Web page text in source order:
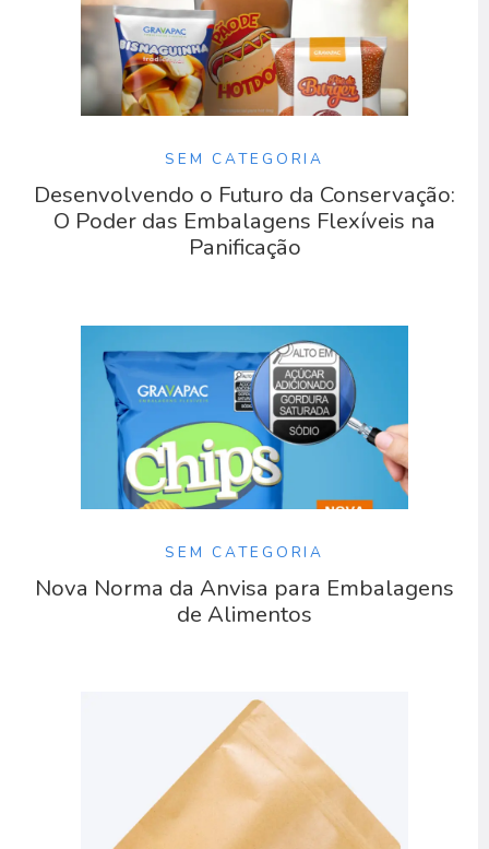
SEM CATEGORIA
Desenvolvendo o Futuro da Conservação:
O Poder das Embalagens Flexíveis na
Panificação
SEM CATEGORIA
Nova Norma da Anvisa para Embalagens
de Alimentos